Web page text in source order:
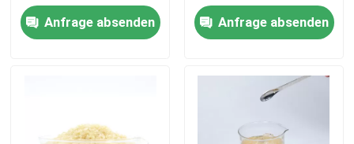
Anfrage absenden
Kuchen Saft und
Desserts
Anfrage absenden